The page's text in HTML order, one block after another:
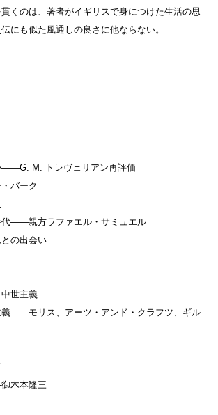
くのは、著者がイギリスで身につけた生活の思
にも似た風通しの良さに他ならない。
——G. M. トレヴェリアン再評価
バーク
代——親方ラファエル・サミュエル
の出会い
世主義
義——モリス、アーツ・アンド・クラフツ、ギル
木本隆三